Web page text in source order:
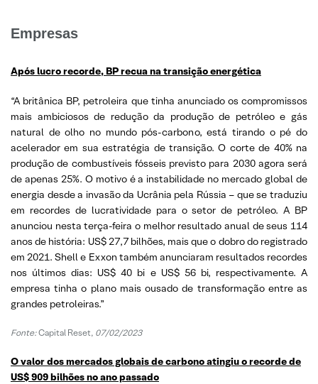
Empresas
Após lucro recorde, BP recua na transição energética
“A britânica BP, petroleira que tinha anunciado os compromissos
mais ambiciosos de redução da produção de petróleo e gás
natural de olho no mundo pós-carbono, está tirando o pé do
acelerador em sua estratégia de transição. O corte de 40% na
produção de combustíveis fósseis previsto para 2030 agora será
de apenas 25%. O motivo é a instabilidade no mercado global de
energia desde a invasão da Ucrânia pela Rússia – que se traduziu
em recordes de lucratividade para o setor de petróleo. A BP
anunciou nesta terça-feira o melhor resultado anual de seus 114
anos de história: US$ 27,7 bilhões, mais que o dobro do registrado
em 2021. Shell e Exxon também anunciaram resultados recordes
nos últimos dias: US$ 40 bi e US$ 56 bi, respectivamente. A
empresa tinha o plano mais ousado de transformação entre as
grandes petroleiras.”
Fonte:Capital Reset, 07/02/2023
O valor dos mercados globais de carbono atingiu o recorde de
US$ 909 bilhões no ano passado